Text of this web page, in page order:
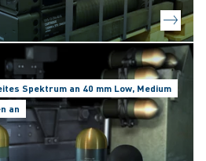
Spektrum an 40 mm Low, Medium
an